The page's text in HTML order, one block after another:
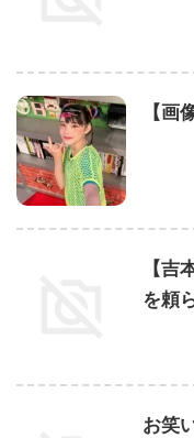
【画
【吉
を頼
お笑